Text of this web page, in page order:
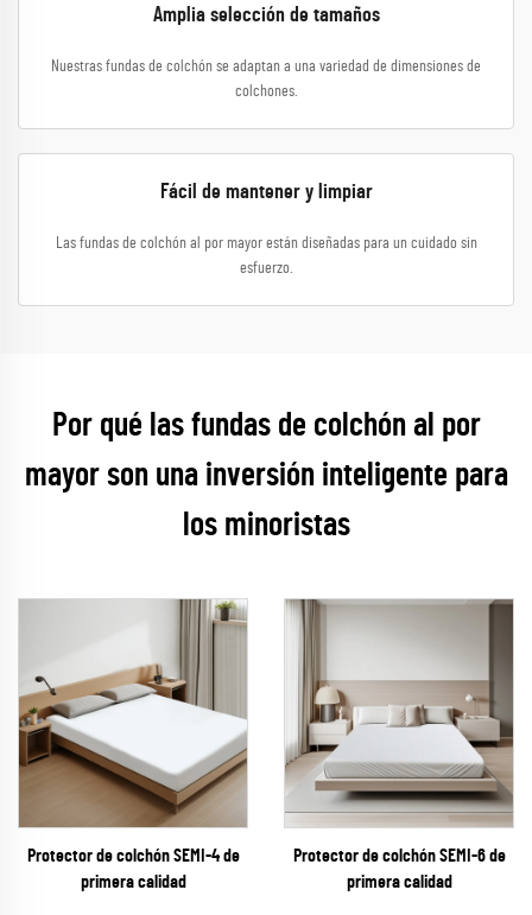
Amplia selección de tamaños
Nuestras fundas de colchón se adaptan a una variedad de dimensiones de
colchones.
Fácil de mantener y limpiar
Las fundas de colchón al por mayor están diseñadas para un cuidado sin
esfuerzo.
Por qué las fundas de colchón al por
mayor son una inversión inteligente para
los minoristas
Protector de colchón SEMI-4 de
primera calidad
Protector de colchón SEMI-6 de
primera calidad